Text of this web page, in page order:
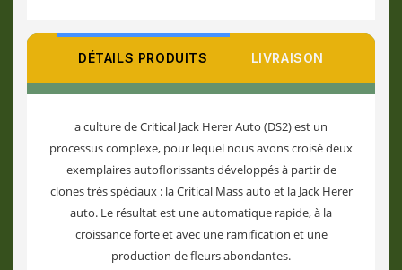
DÉTAILS PRODUITS LIVRAISON
a culture de Critical Jack Herer Auto (DS2) est un
processus complexe, pour lequel nous avons croisé deux
exemplaires autoflorissants développés à partir de
clones très spéciaux : la Critical Mass auto et la Jack Herer
auto. Le résultat est une automatique rapide, à la
croissance forte et avec une ramification et une
production de fleurs abondantes.